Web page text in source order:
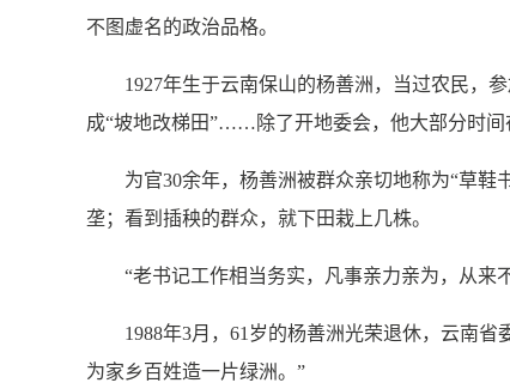
不图虚名的政治品格。
1927年生于云南保山的杨善洲，当过农民，参
成“坡地改梯田”……除了开地委会，他大部分时间
为官30余年，杨善洲被群众亲切地称为“草鞋书
垄；看到插秧的群众，就下田栽上几株。
“老书记工作相当务实，凡事亲力亲为，从来不
1988年3月，61岁的杨善洲光荣退休，云南省
为家乡百姓造一片绿洲。”